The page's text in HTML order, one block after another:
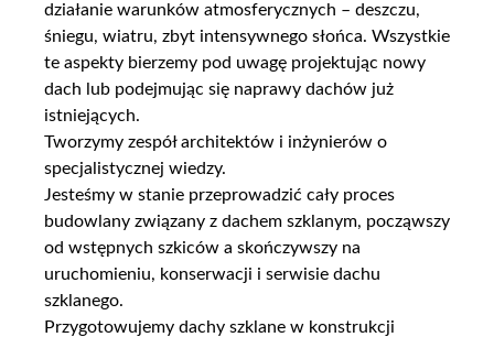
działanie warunków atmosferycznych – deszczu,
śniegu, wiatru, zbyt intensywnego słońca. Wszystkie
te aspekty bierzemy pod uwagę projektując nowy
dach lub podejmując się naprawy dachów już
istniejących.
Tworzymy zespół architektów i inżynierów o
specjalistycznej wiedzy.
Jesteśmy w stanie przeprowadzić cały proces
budowlany związany z dachem szklanym, począwszy
od wstępnych szkiców a skończywszy na
uruchomieniu, konserwacji i serwisie dachu
szklanego.
Przygotowujemy dachy szklane w konstrukcji